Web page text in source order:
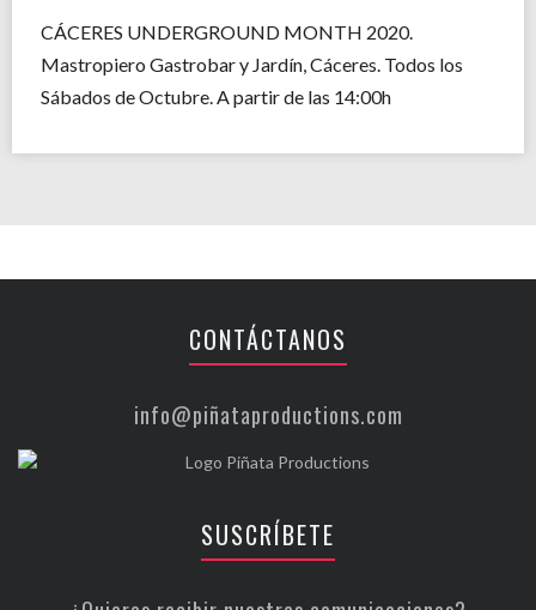
CÁCERES UNDERGROUND MONTH 2020.
Mastropiero Gastrobar y Jardín, Cáceres. Todos los
Sábados de Octubre. A partir de las 14:00h
CONTÁCTANOS
info@piñataproductions.com
SUSCRÍBETE